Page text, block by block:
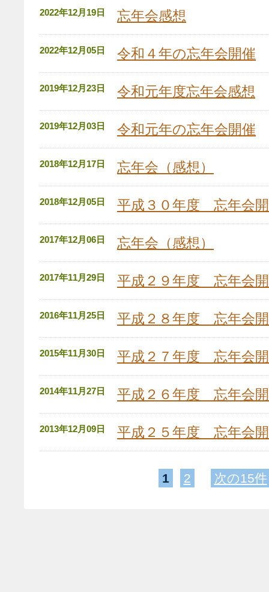
2022年12月19日 忘年会感想
2022年12月05日 令和４年の忘年会開催
2019年12月23日 令和元年度忘年会感想
2019年12月03日 令和元年の忘年会開催
2018年12月17日 忘年会（感想）
2018年12月05日 平成３０年度 忘年会
2017年12月06日 忘年会（感想）
2017年11月29日 平成２９年度 忘年会
2016年11月25日 平成２８年度 忘年会
2015年11月30日 平成２７年度 忘年会
2014年11月27日 平成２６年度 忘年会
2013年12月09日 平成２５年度 忘年会
1 2 次の15件